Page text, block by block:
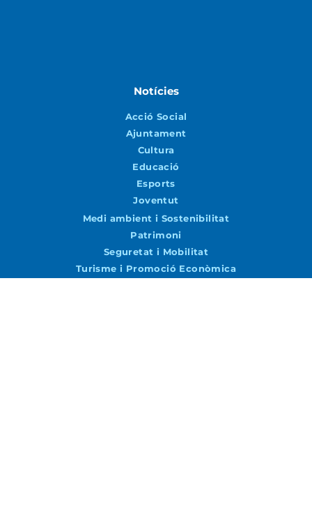
Notícies
Acció Social
Ajuntament
Cultura
Educació
Esports
Joventut
Medi ambient i Sostenibilitat
Patrimoni
Seguretat i Mobilitat
Turisme i Promoció Econòmica